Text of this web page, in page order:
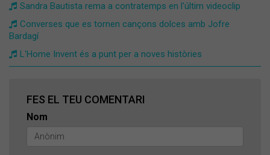
Sandra Bautista rema a contratemps en l'últim videoclip
Converses que es tornen cançons dolces amb Jofre
Bardagí
L'Home Invent és a punt per a noves històries
FES EL TEU COMENTARI
Nom